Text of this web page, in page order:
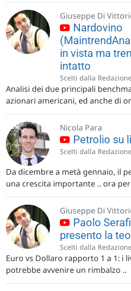
Giuseppe Di
Nardovino
in vista ma
intatto
Scelti dalla
Analisi dei due principali
azionari americani, ed anche di
Nicola Para
Petrolio su
Scelti dalla
Da dicembre a metà gennaio, il
una crescita importante .. ora
Giuseppe Di
Paolo
presento la
Scelti dalla
Euro vs Dollaro rapporto 1 a 1: i
potrebbe avvenire un rimbalzo ..